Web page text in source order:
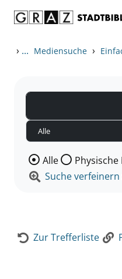
› ... Mediensuche ›
Wählen Sie die
Alle Physische
Suche
Zur Trefferliste